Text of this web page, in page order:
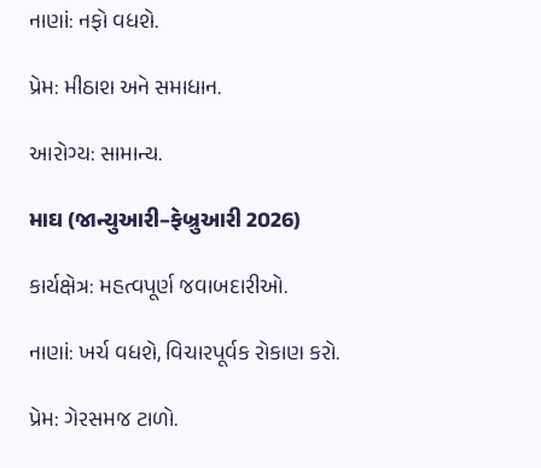
નાણાં: નફો વધશે.
પ્રેમ: મીઠાશ અને સમાધાન.
આરોગ્ય: સામાન્ય.
માઘ (જાન્યુઆરી–ફેબ્રુઆરી 2026)
કાર્યક્ષેત્ર: મહત્વપૂર્ણ જવાબદારીઓ.
નાણાં: ખર્ચ વધશે, વિચારપૂર્વક રોકાણ કરો.
પ્રેમ: ગેરસમજ ટાળો.